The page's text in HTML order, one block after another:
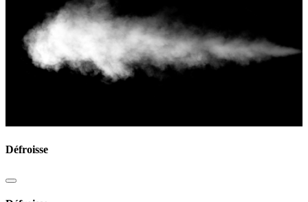
Défroisse